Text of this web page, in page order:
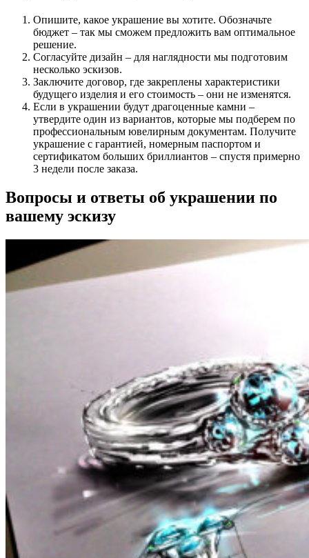
Опишите, какое украшение вы хотите. Обозначьте
бюджет – так мы сможем предложить вам оптимальное
решение.
Согласуйте дизайн – для наглядности мы подготовим
несколько эскизов.
Заключите договор, где закреплены характеристики
будущего изделия и его стоимость – они не изменятся.
Если в украшении будут драгоценные камни –
утвердите один из вариантов, которые мы подберем по
профессиональным ювелирным документам. Получите
украшение с гарантией, номерным паспортом и
сертификатом больших бриллиантов – спустя примерно
3 недели после заказа.
Вопросы и ответы об украшении по
вашему эскизу